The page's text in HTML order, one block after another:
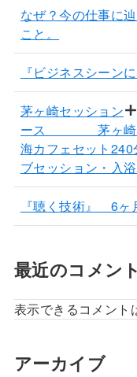
なぜ？今の仕事に
こと。
『ビジネスシーン
茅ヶ崎セッション
ース 茅ヶ崎セッ
海カフェセット240
ブセッション・入
『聴く技術』 6
最近のコメント
表示できるコメント
アーカイブ